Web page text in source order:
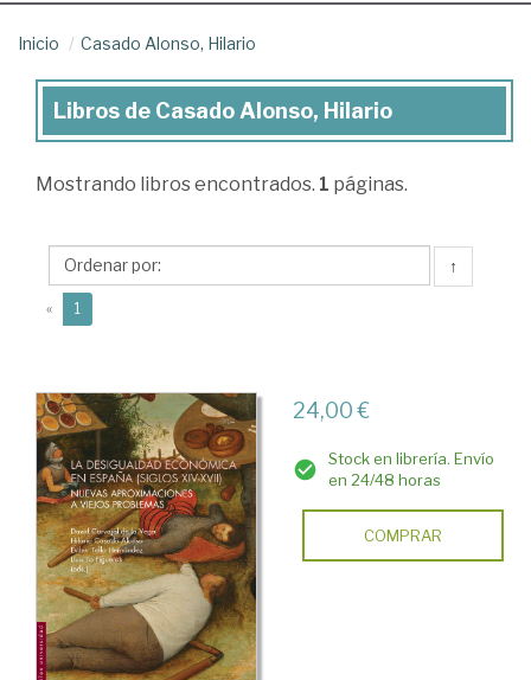
Inicio Casado Alonso, Hilario
Libros
Casado
Hilario
Libros de Casado Alonso, Hilario
Mostrando libros encontrados. 1 páginas.
↑
« 1
24,00 €
Stock en librería. Envío
en 24/48 horas
COMPRAR